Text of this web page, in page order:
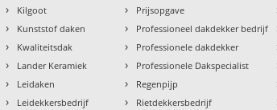
› Kilgoot
› Kunststof daken
› Kwaliteitsdak
› Lander Keramiek
› Leidaken
› Leidekkersbedrijf
› Prijsopgave
› Professioneel dakdekker bedrijf
› Professionele dakdekker
› Professionele Dakspecialist
› Regenpijp
› Rietdekkersbedrijf